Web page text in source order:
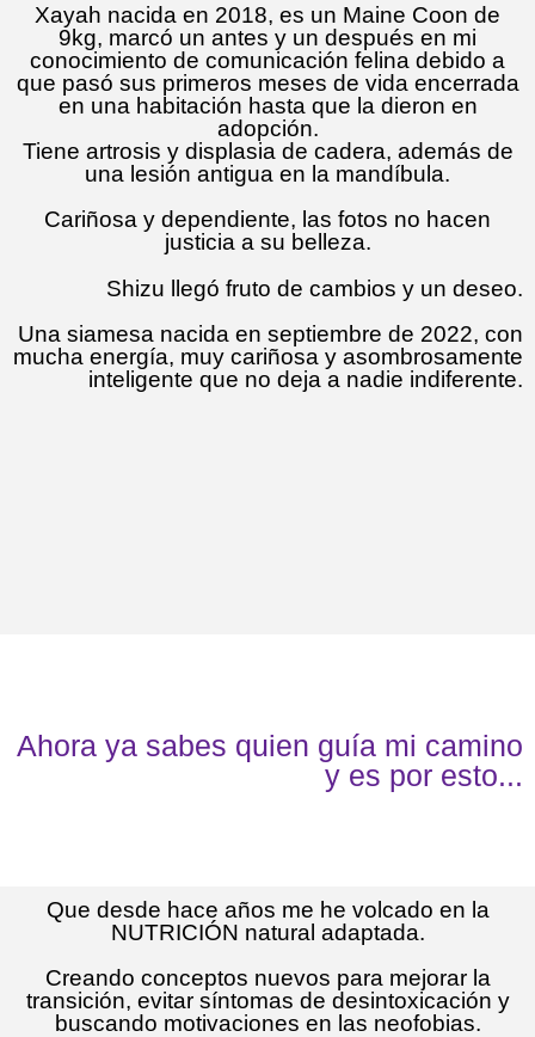
Xayah nacida en 2018, es un Maine Coon de
9kg, marcó un antes y un después en mi
conocimiento de comunicación felina debido a
que pasó sus primeros meses de vida encerrada
en una habitación hasta que la dieron en
adopción.
Tiene artrosis y displasia de cadera, además de
una lesión antigua en la mandíbula.
Cariñosa y dependiente, las fotos no hacen
justicia a su belleza.
Shizu llegó fruto de cambios y un deseo.
Una siamesa nacida en septiembre de 2022, con
mucha energía, muy cariñosa y asombrosamente
inteligente que no deja a nadie indiferente.
Ahora ya sabes quien guía mi camino
y es por esto...
Que desde hace años me he volcado en la
NUTRICIÓN natural adaptada.
Creando conceptos nuevos para mejorar la
transición, evitar síntomas de desintoxicación y
buscando motivaciones en las neofobias.